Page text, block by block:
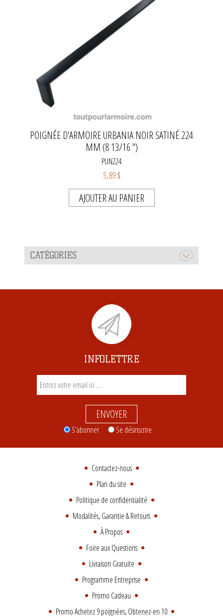
POIGNÉE D'ARMOIRE URBANIA NOIR SATINÉ 224
MM (8 13/16 '')
PUN224
5,89 $
AJOUTER AU PANIER
CATÉGORIES
INFOLETTRE
ENVOYER
S'abonner Se désinscrire
Contactez-nous
Plan du site
Politique de confidentialité
Modalités, Garantie & Retours
À Propos
Foire aux Questions
Livraison Gratuite
Programme Entreprise
Promo Cadeau
Promo Achetez 9 poignées, Obtenez-en 10